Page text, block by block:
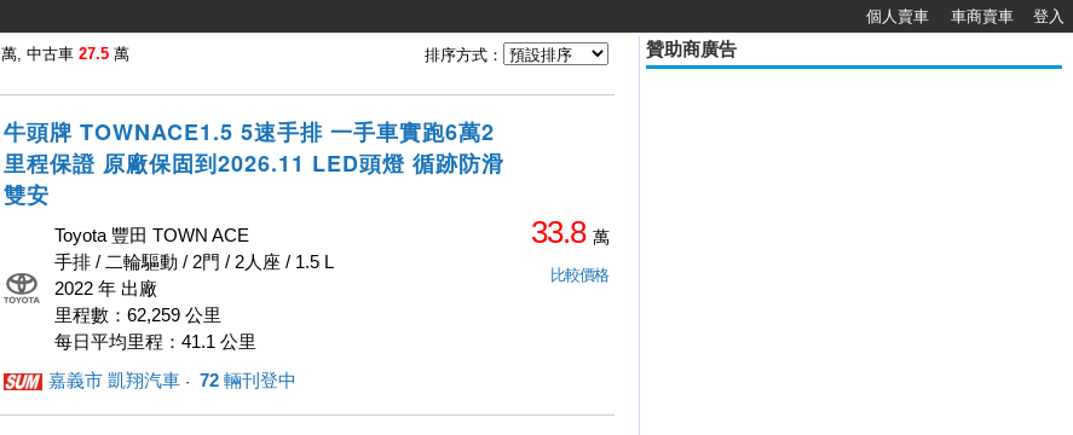
個人賣車 車商賣車 登入
萬, 中古車 27.5 萬
排序方式：
牛頭牌 TOWNACE1.5 5速手排 一手車實跑6萬2
里程保證 原廠保固到2026.11 LED頭燈 循跡防滑
雙安
Toyota 豐田 TOWN ACE
手排 / 二輪驅動 / 2門 / 2人座 / 1.5 L
2022 年 出廠
里程數：62,259 公里
每日平均里程：41.1 公里
嘉義市 凱翔汽車 · ‎ 72 輛刊登中
33.8 萬
比較價格
贊助商廣告